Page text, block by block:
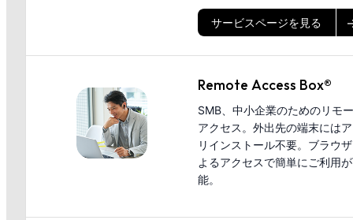
サービスページを見る
Remote Access Box®
SMB、中小企業のためのリモ
アクセス。外出先の端末には
リインストール不要。ブラウ
よるアクセスで簡単にご利用
能。